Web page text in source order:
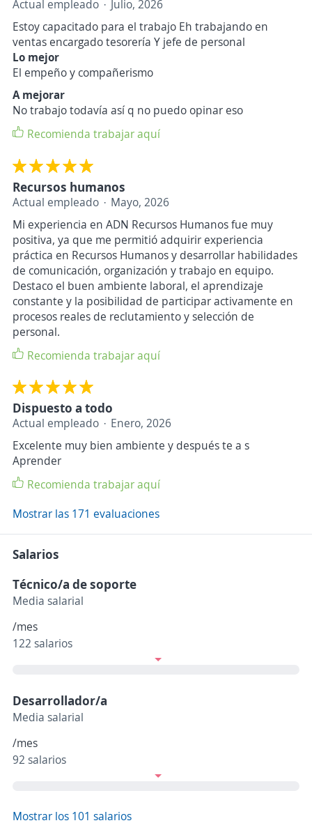
Actual empleado
Julio, 2026
Estoy capacitado para el trabajo Eh trabajando en
ventas encargado tesorería Y jefe de personal
Lo mejor
El empeño y compañerismo
A mejorar
No trabajo todavía así q no puedo opinar eso
Recomienda trabajar aquí
Recursos humanos
Actual empleado
Mayo, 2026
Mi experiencia en ADN Recursos Humanos fue muy
positiva, ya que me permitió adquirir experiencia
práctica en Recursos Humanos y desarrollar habilidades
de comunicación, organización y trabajo en equipo.
Destaco el buen ambiente laboral, el aprendizaje
constante y la posibilidad de participar activamente en
procesos reales de reclutamiento y selección de
personal.
Recomienda trabajar aquí
Dispuesto a todo
Actual empleado
Enero, 2026
Excelente muy bien ambiente y después te a s
Aprender
Recomienda trabajar aquí
Mostrar las 171 evaluaciones
Salarios
Técnico/a de soporte
Media salarial
/mes
122 salarios
Desarrollador/a
Media salarial
/mes
92 salarios
Mostrar los 101 salarios